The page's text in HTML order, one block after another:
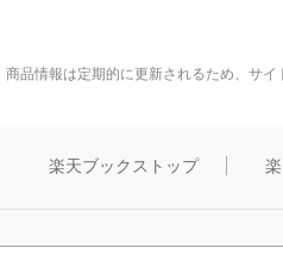
商品情報は定期的に更新されるため、サ
楽天ブックストップ